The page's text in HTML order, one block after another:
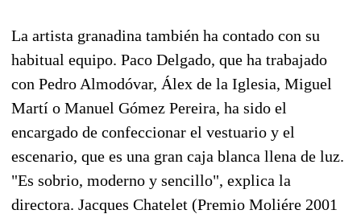
La artista granadina también ha contado con su
habitual equipo. Paco Delgado, que ha trabajado
con Pedro Almodóvar, Álex de la Iglesia, Miguel
Martí o Manuel Gómez Pereira, ha sido el
encargado de confeccionar el vestuario y el
escenario, que es una gran caja blanca llena de luz.
"Es sobrio, moderno y sencillo", explica la
directora. Jacques Chatelet (Premio Moliére 2001